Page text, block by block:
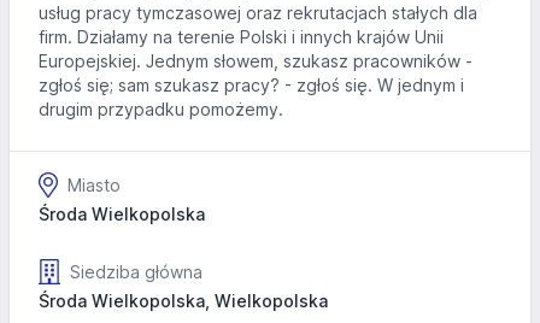
usług pracy tymczasowej oraz rekrutacjach stałych dla
firm. Działamy na terenie Polski i innych krajów Unii
Europejskiej. Jednym słowem, szukasz pracowników -
zgłoś się; sam szukasz pracy? - zgłoś się. W jednym i
drugim przypadku pomożemy.
Miasto
Środa Wielkopolska
Siedziba główna
Środa Wielkopolska, Wielkopolska